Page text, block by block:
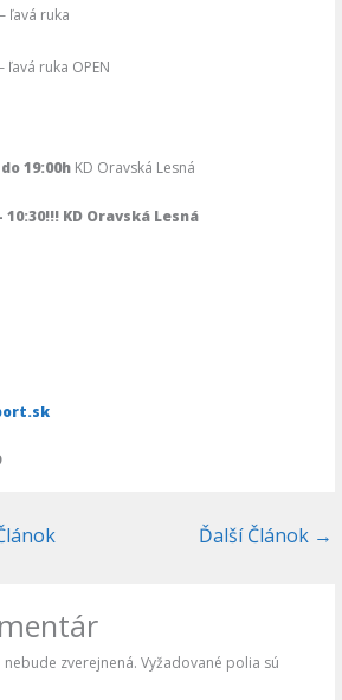
ľavá ruka
ľavá ruka OPEN
19:00h KD Oravská Lesná
10:30!!! KD Oravská Lesná
Ďalší Článok →
zverejnená. Vyžadované polia sú